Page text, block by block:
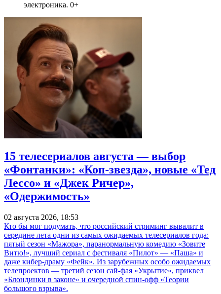
электроника. 0+
15 телесериалов августа — выбор
«Фонтанки»: «Коп-звезда», новые «Тед
Лессо» и «Джек Ричер»,
«Одержимость»
02 августа 2026, 18:53
Кто бы мог подумать, что российский стриминг вывалит в
середине лета одни из самых ожидаемых телесериалов года:
пятый сезон «Мажора», паранормальную комедию «Зовите
Витю!», лучший сериал с фестиваля «Пилот» — «Паша» и
даже кибер-драму «Фейк». Из зарубежных особо ожидаемых
телепроектов — третий сезон сай-фая «Укрытие», приквел
«Блондинки в законе» и очередной спин-офф «Теории
большого взрыва».